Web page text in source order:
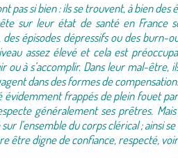
pas si bien : ils se trouvent, à bien des
sur leur état de santé en France
des épisodes dépressifs ou des burn-
assez élevé et cela est
ou à s’accomplir. Dans leur mal-
dans des formes de
frappés de plein fouet par
généralement ses prêtres.
l’ensemble du corps clérical ; ainsi
être digne de confiance, respecté,